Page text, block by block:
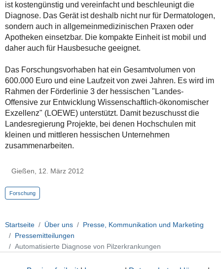
ist kostengünstig und vereinfacht und beschleunigt die
Diagnose. Das Gerät ist deshalb nicht nur für Dermatologen,
sondern auch in allgemeinmedizinischen Praxen oder
Apotheken einsetzbar. Die kompakte Einheit ist mobil und
daher auch für Hausbesuche geeignet.
Das Forschungsvorhaben hat ein Gesamtvolumen von
600.000 Euro und eine Laufzeit von zwei Jahren. Es wird im
Rahmen der Förderlinie 3 der hessischen "Landes-
Offensive zur Entwicklung Wissenschaftlich-ökonomischer
Exzellenz" (LOEWE) unterstützt. Damit bezuschusst die
Landesregierung Projekte, bei denen Hochschulen mit
kleinen und mittleren hessischen Unternehmen
zusammenarbeiten.
Gießen, 12. März 2012
Forschung
Startseite Über uns
Presse, Kommunikation und Marketing
Pressemitteilungen
Automatisierte Diagnose von Pilzerkrankungen